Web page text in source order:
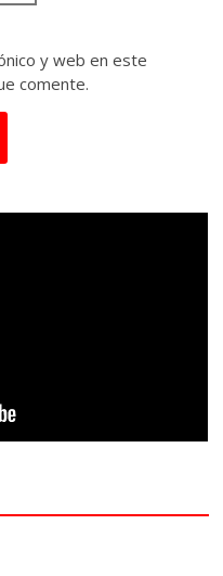
y web en este
comente.